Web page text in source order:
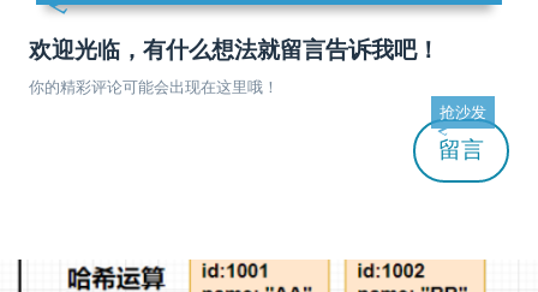
欢迎光临，有什么想法就留言告诉我吧！
你的精彩评论可能会出现在这里哦！
留言
抢沙发